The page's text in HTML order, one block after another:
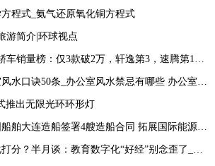
程式_氨气还原氧化铜方程式
游简介|环球视点
销量榜：仅3款破2万，轩逸第3，速腾第16！
诀50条_办公室风水禁忌有哪些 办公室风水禁忌大全
推出无限光环环形灯
大连造船签署4艘造船合同 拓展国际能源运输领域合作
半月谈：教育数字化“好经”别念歪了_环球今亮点